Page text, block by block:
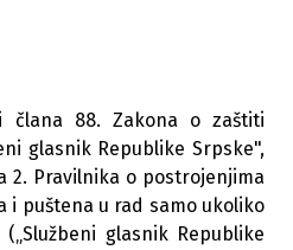
člana 88. Zakona o zaštiti
glasnik Republike Srpske",
2. Pravilnika o postrojenjima
i puštena u rad samo ukoliko
glasnik Republike